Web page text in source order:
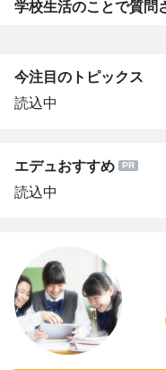
学校生活のことで質問
今注目のトピックス
読込中
エデュおすすめ
読込中